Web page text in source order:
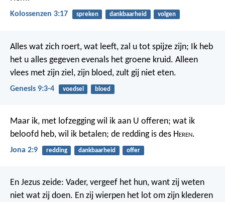
Kolossenzen 3:17 spreken dankbaarheid volgen
Alles wat zich roert, wat leeft, zal u tot spijze zijn; Ik heb
het u alles gegeven evenals het groene kruid. Alleen
vlees met zijn ziel, zijn bloed, zult gij niet eten.
Genesis 9:3-4 voedsel bloed
Maar ik, met lofzegging wil ik aan U offeren; wat ik
beloofd heb, wil ik betalen; de redding is des Heren.
Jona 2:9 redding dankbaarheid offer
En Jezus zeide: Vader, vergeef het hun, want zij weten
niet wat zij doen. En zij wierpen het lot om zijn klederen